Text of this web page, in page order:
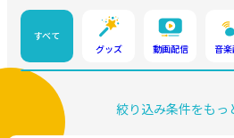
すべて
グッズ
動画配信 音
絞り込み条件をもっ